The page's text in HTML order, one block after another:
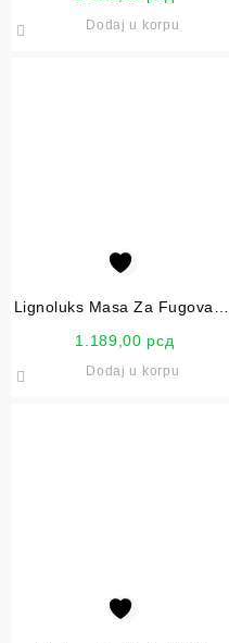
Dodaj u korpu
Lignoluks Masa Za Fugovanje
1.189,00 рсд
Dodaj u korpu